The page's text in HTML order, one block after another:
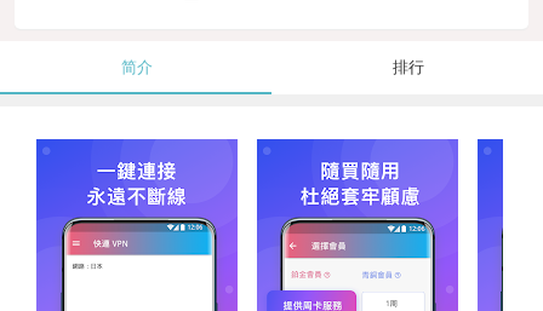
简介 排行